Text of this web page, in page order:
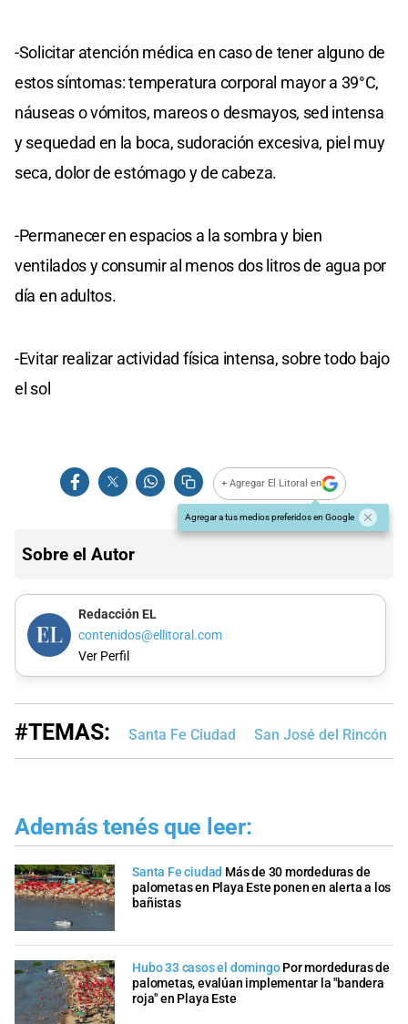
-Solicitar atención médica en caso de tener alguno de
estos síntomas: temperatura corporal mayor a 39°C,
náuseas o vómitos, mareos o desmayos, sed intensa
y sequedad en la boca, sudoración excesiva, piel muy
seca, dolor de estómago y de cabeza.
-Permanecer en espacios a la sombra y bien
ventilados y consumir al menos dos litros de agua por
día en adultos.
-Evitar realizar actividad física intensa, sobre todo bajo
el sol
+ Agregar El Litoral en
Agregar a tus medios preferidos en Google
Sobre el Autor
Redacción EL
contenidos@ellitoral.com
Ver Perfil
#TEMAS: Santa Fe Ciudad San José del Rincón
Además tenés que leer:
Santa Fe ciudad Más de 30 mordeduras de
palometas en Playa Este ponen en alerta a los
bañistas
Hubo 33 casos el domingo Por mordeduras de
palometas, evalúan implementar la "bandera
roja" en Playa Este